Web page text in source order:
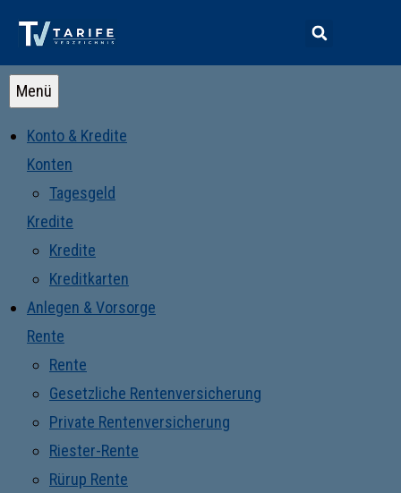
Menü
Konto & Kredite
Konten
Tagesgeld
Kredite
Kredite
Kreditkarten
Anlegen & Vorsorge
Rente
Rente
Gesetzliche Rentenversicherung
Private Rentenversicherung
Riester-Rente
Rürup Rente